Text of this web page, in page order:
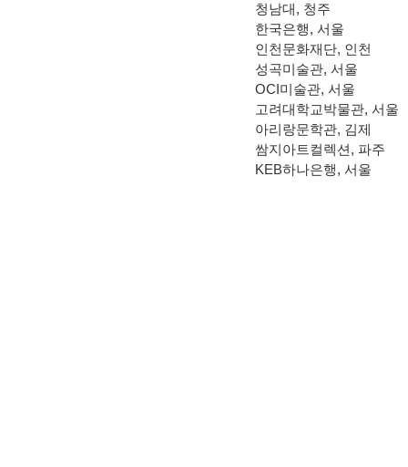
청남대, 청주
한국은행, 서울
인천문화재단, 인천
성곡미술관, 서울
OCI미술관, 서울
고려대학교박물관, 서울
아리랑문학관, 김제
쌈지아트컬렉션, 파주
KEB하나은행, 서울